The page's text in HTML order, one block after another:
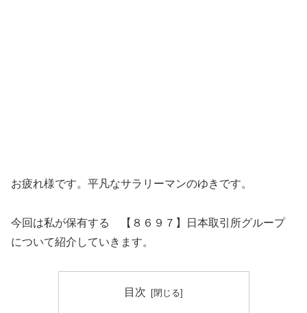
お疲れ様です。平凡なサラリーマンのゆきです。
今回は私が保有する 【８６９７】日本取引所グループ
について紹介していきます。
目次